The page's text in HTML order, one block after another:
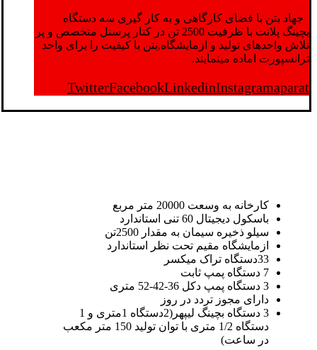
جهاد بتن با فضای کارگاهی و به کار گیری سه دستگاه
بچینگ پلانت با ظرفیت 2500 تن در کنار پرسنل متخصص و پر
تلاش واحدهای تولید و ازمایشگاه,بتن با کیفیت را برای واحد
ترانسپورت اماده مینمایند.
TwitterFacebookLinkedinInstagramaparat
کارخانه به وسعت 20000 متر مربع
باسکول دیجیتال 60 تنی استاندارد
سیلو ذخیره سیمان به مقدار 2500تن
ازمایشگاه مقیم تحت نظر استاندارد
33دستگاه تراک میکسر
7 دستگاه پمپ ثابت
3 دستگاه پمپ دکل 36-42-52 متری
دارای مجوز تردد در روز
3 دستگاه بچینگ لیپهر(2دستگاه 1متری و 1
دستگاه 1/2 متری با توان تولید 150 متر مکعب
در ساعت)